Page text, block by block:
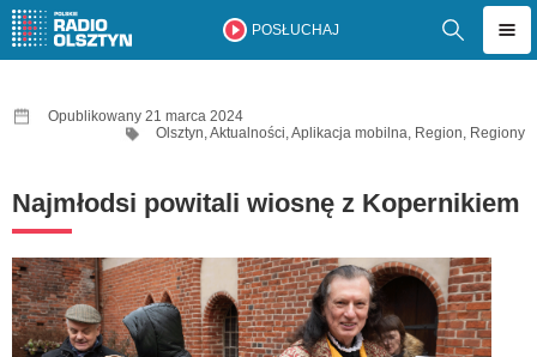
POSŁUCHAJ
Opublikowany 21 marca 2024
Olsztyn,Aktualności,Aplikacja mobilna, Region, Regiony
Najmłodsi powitali wiosnę z Kopernikiem